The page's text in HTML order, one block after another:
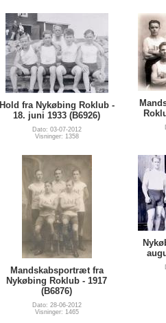
Hold fra Nykøbing Roklub -
18. juni 1933 (B6926)
Dato: 03-07-2012
Visninger: 1358
Mandskabsportræt fra
Nykøbing Roklub - 1917
(B6876)
Dato: 28-06-2012
Visninger: 1465